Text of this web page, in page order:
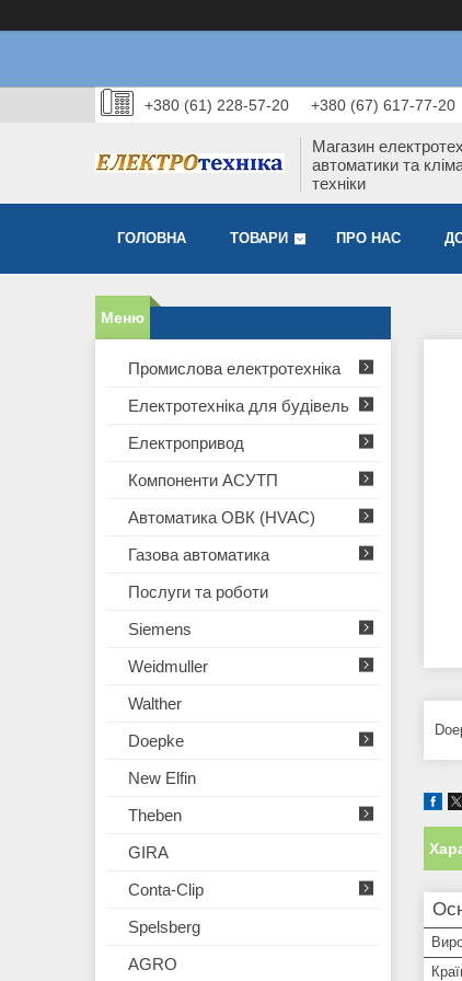
+380 (61) 228-57-20 +380 (67) 617-77-20
Магазин
автоматики та
техніки
ГОЛОВНА ТОВАРИ ПРО НАС
Промислова електротехніка
Електротехніка для будівель
Електропривод
Компоненти АСУТП
Автоматика ОВК (HVAC)
Газова автоматика
Послуги та роботи
Siemens
Weidmuller
Walther
Doepke
New Elfin
Theben
GIRA
Conta-Clip
Spelsberg
AGRO